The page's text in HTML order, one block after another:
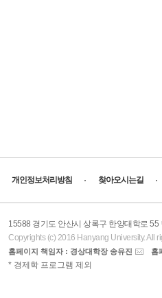
개인정보처리방침 찾아오시는길
15588 경기도 안산시 상록구 한양대학로
Copyrights (c) 2016 Hanyang University. All
홈페이지 책임자 : 경상대학장 송유진 홈
AACSB
* 경제학 프로그램 제외